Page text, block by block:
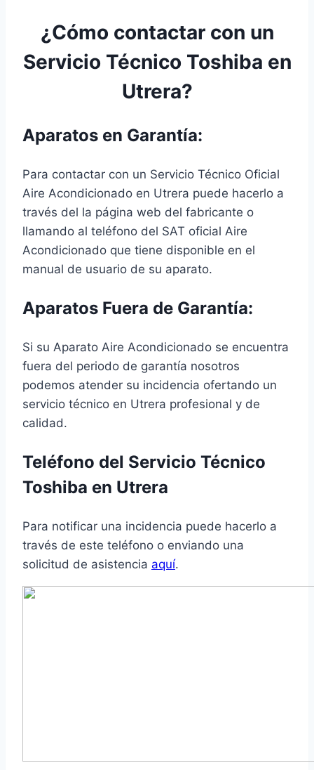
¿Cómo contactar con un
Servicio Técnico Toshiba en
Utrera?
Aparatos en Garantía:
Para contactar con un Servicio Técnico Oficial
Aire Acondicionado en Utrera puede hacerlo a
través del la página web del fabricante o
llamando al teléfono del SAT oficial Aire
Acondicionado que tiene disponible en el
manual de usuario de su aparato.
Aparatos Fuera de Garantía:
Si su Aparato Aire Acondicionado se encuentra
fuera del periodo de garantía nosotros
podemos atender su incidencia ofertando un
servicio técnico en Utrera profesional y de
calidad.
Teléfono del Servicio Técnico
Toshiba en Utrera
Para notificar una incidencia puede hacerlo a
través de este teléfono o enviando una
solicitud de asistencia aquí.